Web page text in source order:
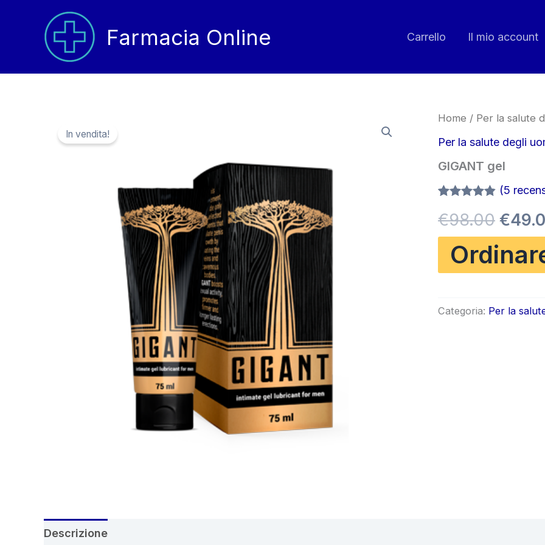
contenuto
Farmacia Online Carrello Il mio account
In vendita!
Home / Per la salute
Per la salute degli
GIGANT gel
4.80su 5
su base
di
recensioni
(5
€98.00 Il
€
Categoria: Per la
Descrizione